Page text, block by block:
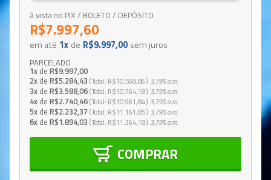
à vista no PIX / BOLETO / DEPÓSITO
R$7.997,60
em até 1x de R$9.997,00 sem juros
PARCELADO
1x de R$9.997,00
2x de R$5.284,43 Total R$10.568,86 3,79%a.m.
3x de R$3.588,06 Total R$10.764,18 3,79%a.m.
4x de R$2.740,46 Total R$10.961,84 3,79%a.m.
5x de R$2.232,37 Total R$11.161,85 3,79%a.m.
6x de R$1.894,03 Total R$11.364,18 3,79%a.m.
COMPRAR